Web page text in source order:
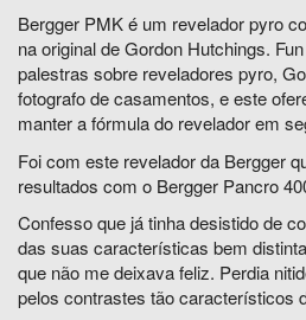
Bergger PMK é um revelador pyro
na original de Gordon Hutchings.
palestras sobre reveladores pyro,
fotografo de casamentos, e este
manter a fórmula do revelador em
Foi com este revelador da Bergger
resultados com o Bergger Pancro
Confesso que já tinha desistido de
das suas características bem
que não me deixava feliz. Perdia
pelos contrastes tão característicos